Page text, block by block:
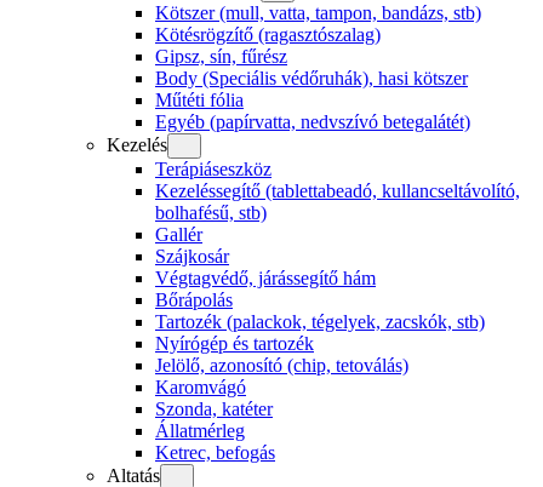
Kötszer (mull, vatta, tampon, bandázs, stb)
Kötésrögzítő (ragasztószalag)
Gipsz, sín, fűrész
Body (Speciális védőruhák), hasi kötszer
Műtéti fólia
Egyéb (papírvatta, nedvszívó betegalátét)
Kezelés
Terápiáseszköz
Kezeléssegítő (tablettabeadó, kullancseltávolító,
bolhafésű, stb)
Gallér
Szájkosár
Végtagvédő, járássegítő hám
Bőrápolás
Tartozék (palackok, tégelyek, zacskók, stb)
Nyírógép és tartozék
Jelölő, azonosító (chip, tetoválás)
Karomvágó
Szonda, katéter
Állatmérleg
Ketrec, befogás
Altatás